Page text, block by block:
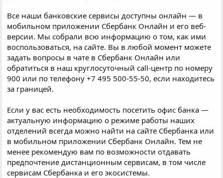
Все наши банковские сервисы доступны онлайн — в
мобильном приложении Сбербанк Онлайн и его веб-
версии. Мы собрали всю информацию о том, как ими
воспользоваться, на сайте. Вы в любой момент можете
задать вопросы в чате в Сбербанк Онлайн или
обратиться в наш круглосуточный call-центр по номеру
900 или по телефону +7 495 500-55-50, если находитесь
за границей.
Если у вас есть необходимость посетить офис банка —
актуальную информацию о режиме работы наших
отделений всегда можно найти на сайте Сбербанка или
в мобильном приложении Сбербанк Онлайн. Тем не
менее рекомендую вам по возможности отдавать
предпочтение дистанционным сервисам, в том числе
сервисам Сбербанка и его экосистемы.